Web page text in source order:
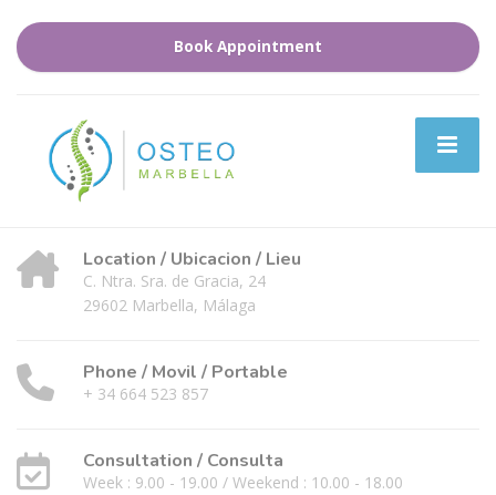
Book Appointment
Location / Ubicacion / Lieu
C. Ntra. Sra. de Gracia, 24
29602 Marbella, Málaga
Phone / Movil / Portable
+ 34 664 523 857
Consultation / Consulta
Week : 9.00 - 19.00 / Weekend : 10.00 - 18.00